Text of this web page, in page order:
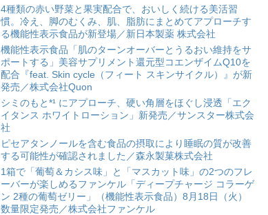
4種類の赤い野菜と果実配合で、おいしく続ける美活習
慣。冷え、脚のむくみ、肌、脂肪にまとめてアプローチす
る機能性表示食品が新登場／新日本製薬 株式会社
機能性表示食品「肌のターンオーバーとうるおい維持をサ
ポートする」美容サプリメント還元型コエンザイムQ10を
配合『feat. Skin cycle（フィート スキンサイクル）』が新
発売／株式会社Quon
シミのもと*¹ にアプローチ、硬い角層をほぐし浸透「エク
イタンス ホワイトローション」新発売／サンスター株式会
社
ピセアタンノールを含む食品の摂取により睡眠の質が改善
する可能性が確認されました／森永製菓株式会社
1箱で「葡萄＆カシス味」と「マスカット味」の2つのフレ
ーバーが楽しめるファンケル「ディープチャージ コラーゲ
ン 2種の葡萄ゼリー」（機能性表示食品）8月18日（火）
数量限定発売／株式会社ファンケル